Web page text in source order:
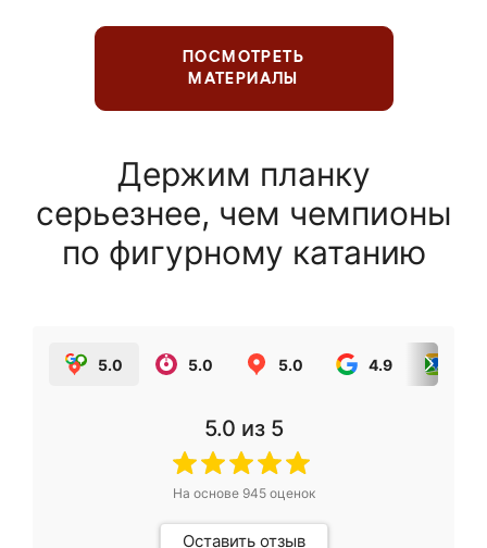
ПОСМОТРЕТЬ
МАТЕРИАЛЫ
Держим планку
серьезнее, чем чемпионы
по фигурному катанию
5.0 5.0 5.0 4.9
5.0 из 5
На основе 945оценок
Оставить отзыв